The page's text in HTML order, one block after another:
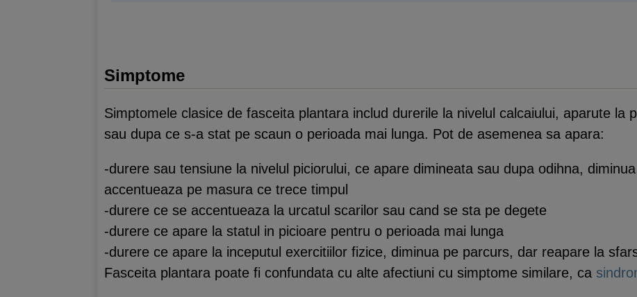
Simptome
Simptomele clasice de fasceita plantara includ durerile la nivelul calcaiului, aparute la
sau dupa ce s-a stat pe scaun o perioada mai lunga. Pot de asemenea sa apara:
-durere sau tensiune la nivelul piciorului, ce apare dimineata sau dupa odihna,
accentueaza pe masura ce trece timpul
-durere ce se accentueaza la urcatul scarilor sau cand se sta pe degete
-durere ce apare la statul in picioare pentru o perioada mai lunga
-durere ce apare la inceputul exercitiilor fizice, diminua pe parcurs, dar reapare la
Fasceita plantara poate fi confundata cu alte afectiuni cu simptome similare, ca